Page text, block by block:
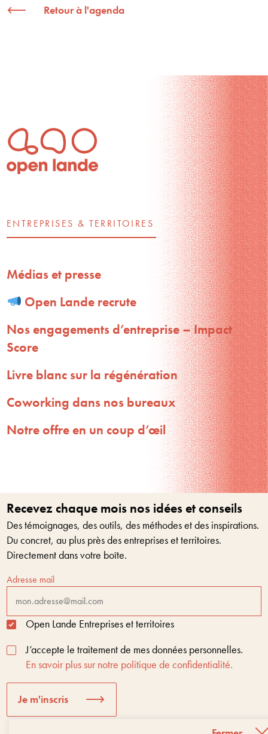
Retour à l'agenda
ENTREPRISES & TERRITOIRES
Médias et presse
Open Lande recrute
Nos engagements d’entreprise – Impact
Score
Livre blanc sur la régénération
Coworking dans nos bureaux
Notre offre en un coup d’œil
Recevez chaque mois nos idées et conseils
Des témoignages, des outils, des méthodes et des inspirations.
Du concret, au plus près des entreprises et territoires.
Directement dans votre boîte.
Adresse mail
Open Lande Entreprises et territoires
J’accepte le traitement de mes données personnelles.
En savoir plus sur notre politique de confidentialité.
Je m'inscris